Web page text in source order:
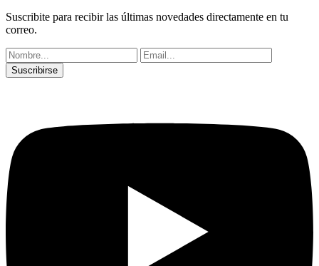
Suscribite para recibir las últimas novedades directamente en tu
correo.
Suscribirse